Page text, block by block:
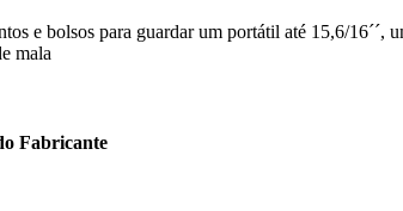
bolsos para guardar um portátil até 15,6/16´´,
mala
Fabricante